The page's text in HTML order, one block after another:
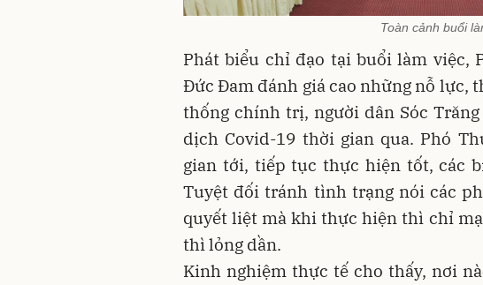
Toàn cảnh buổi
Phát biểu chỉ đạo tại buổi làm việc,
Đức Đam đánh giá cao những nỗ lực,
thống chính trị, người dân Sóc
dịch Covid-19 thời gian qua. Phó
gian tới, tiếp tục thực hiện tốt, các
Tuyệt đối tránh tình trạng nói các
quyết liệt mà khi thực hiện thì chỉ
thì lỏng dần.
Kinh nghiệm thực tế cho thấy, nơi